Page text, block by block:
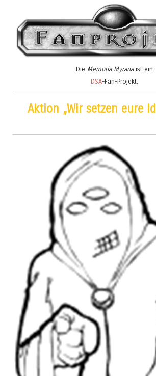
Die Memoria Myranaist ein
DSA-Fan-Projekt.
Aktion „Wir setzen eure